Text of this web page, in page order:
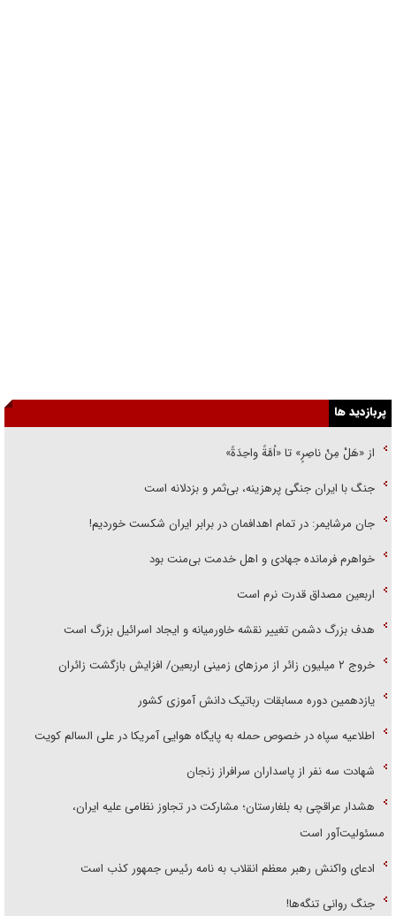
از «هَلْ مِنْ ناصِرٍ» تا «اُمَّةً واحِدَةً»
جنگ با ایران جنگی پرهزینه، بی‌ثمر و بزدلانه است
مسئولیت‌آور است